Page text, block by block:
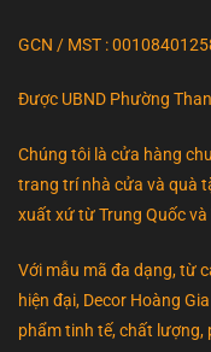
GCN / MST :
Được UBND Phường
Chúng tôi là cửa hàng
trang trí nhà cửa và quà
xuất xứ từ Trung Quốc và
Với mẫu mã đa dạng, từ
hiện đại, Decor Hoàng
phẩm tinh tế, chất lượng,